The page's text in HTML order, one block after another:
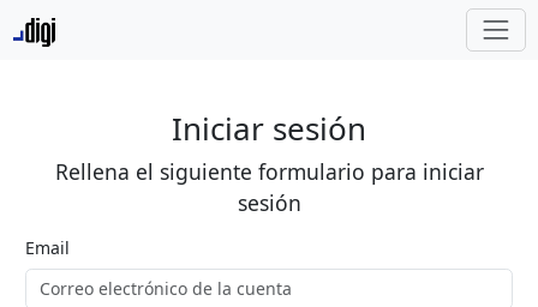
Iniciar sesión
Rellena el siguiente formulario para iniciar
sesión
Email